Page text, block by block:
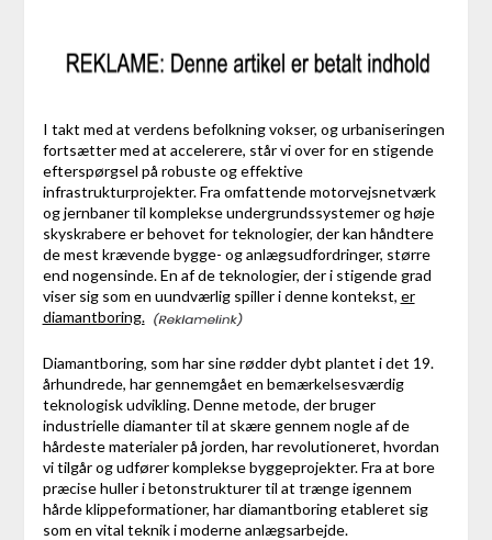
I takt med at verdens befolkning vokser, og urbaniseringen
fortsætter med at accelerere, står vi over for en stigende
efterspørgsel på robuste og effektive
infrastrukturprojekter. Fra omfattende motorvejsnetværk
og jernbaner til komplekse undergrundssystemer og høje
skyskrabere er behovet for teknologier, der kan håndtere
de mest krævende bygge- og anlægsudfordringer, større
end nogensinde. En af de teknologier, der i stigende grad
viser sig som en uundværlig spiller i denne kontekst, er
diamantboring.
Diamantboring, som har sine rødder dybt plantet i det 19.
århundrede, har gennemgået en bemærkelsesværdig
teknologisk udvikling. Denne metode, der bruger
industrielle diamanter til at skære gennem nogle af de
hårdeste materialer på jorden, har revolutioneret, hvordan
vi tilgår og udfører komplekse byggeprojekter. Fra at bore
præcise huller i betonstrukturer til at trænge igennem
hårde klippeformationer, har diamantboring etableret sig
som en vital teknik i moderne anlægsarbejde.